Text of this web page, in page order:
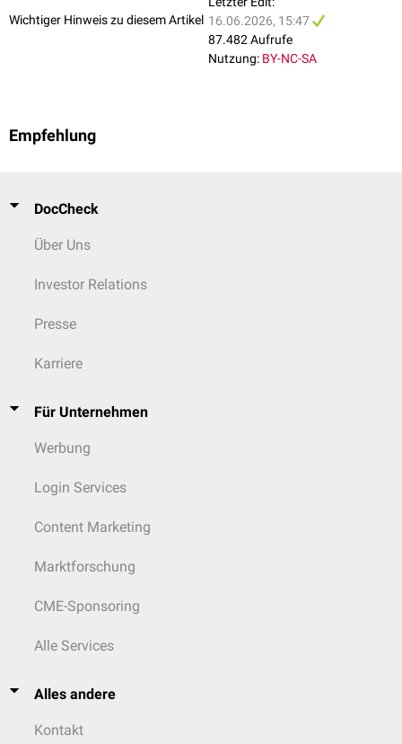
zwischen beiden Seiten mit
Rauschen
, um zu vermeiden, dass
die Töne mit dem Gegenohr gehört werden.
Sonderformen der Tonaudiometrie sind dieFreifeldaudiometrie
Wichtiger Hinweis zu diesem Artikel 16.06.2026, 15:47
87.482 Aufrufe
Nutzung: BY-NC-SA
Empfehlung
DocCheck
Über Uns
Investor Relations
Presse
Karriere
Für Unternehmen
Werbung
Login Services
Content Marketing
Marktforschung
CME-Sponsoring
Alle Services
Alles andere
Kontakt